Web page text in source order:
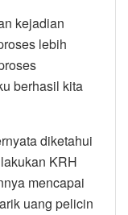
kejadian
lebih
berhasil kita
diketahui
KRH
mencapai
uang pelicin